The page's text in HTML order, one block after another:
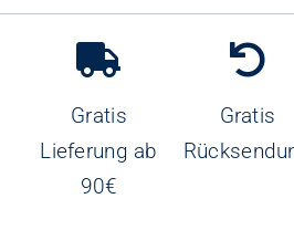
Gratis
Lieferung ab
90€
Gratis